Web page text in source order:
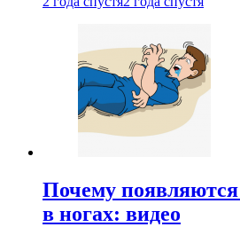
Почему появляются
в ногах: видео